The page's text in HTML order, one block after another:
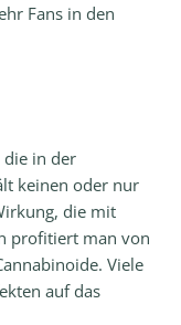
Fans in den
die in der
keinen oder nur
die mit
profitiert man von
Viele
auf das